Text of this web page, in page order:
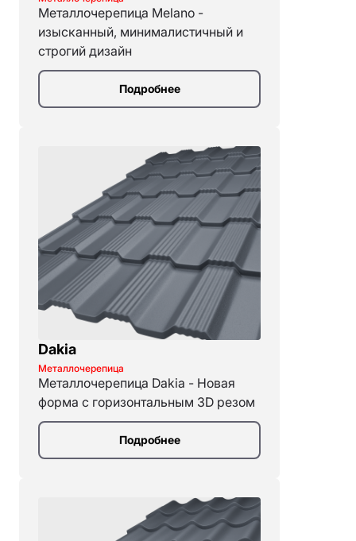
Металлочерепица Melano -
изысканный, минималистичный и
строгий дизайн
Подробнее
Dakia
Металлочерепица
Металлочерепица Dakia - Новая
форма с горизонтальным 3D резом
Подробнее